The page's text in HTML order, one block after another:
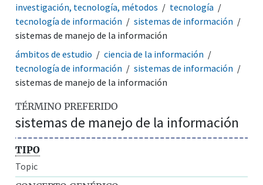
investigación, tecnología, métodos
tecnología
tecnología de información
sistemas de información
sistemas de manejo de la información
ámbitos de estudio
ciencia de la información
tecnología de información
sistemas de información
sistemas de manejo de la información
TÉRMINO PREFERIDO
sistemas de manejo de la información
TIPO
Topic